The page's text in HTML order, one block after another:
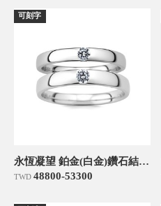
可刻字
永恆凝望 鉑金(白金)鑽石結婚對戒
TWD 48800-53300